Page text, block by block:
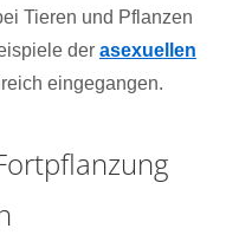
Tieren und Pflanzen
der asexuellen
eingegangen.